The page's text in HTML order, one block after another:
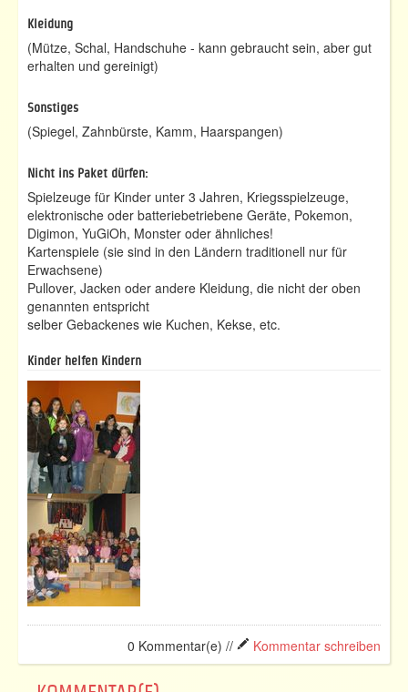
Kleidung
(Mütze, Schal, Handschuhe - kann gebraucht sein, aber gut
erhalten und gereinigt)
Sonstiges
(Spiegel, Zahnbürste, Kamm, Haarspangen)
Nicht ins Paket dürfen:
Spielzeuge für Kinder unter 3 Jahren, Kriegsspielzeuge,
elektronische oder batteriebetriebene Geräte, Pokemon,
Digimon, YuGiOh, Monster oder ähnliches!
Kartenspiele (sie sind in den Ländern traditionell nur für
Erwachsene)
Pullover, Jacken oder andere Kleidung, die nicht der oben
genannten entspricht
selber Gebackenes wie Kuchen, Kekse, etc.
Kinder helfen Kindern
0 Kommentar(e) // Kommentar schreiben